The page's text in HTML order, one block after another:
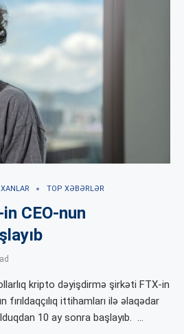
TOP XƏBƏRLƏR
CEO-nun
kripto dəyişdirmə şirkəti FTX-in
fırıldaqçılıq ittihamları ilə əlaqədar
10 ay sonra başlayıb. …